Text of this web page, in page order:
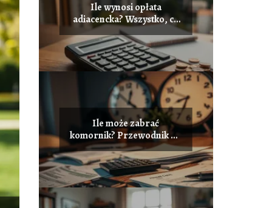
Ile wynosi opłata
adiacencka? Wszystko, co
musisz wiedzieć
Ile może zabrać
komornik? Przewodnik po
egzekucji komorniczej